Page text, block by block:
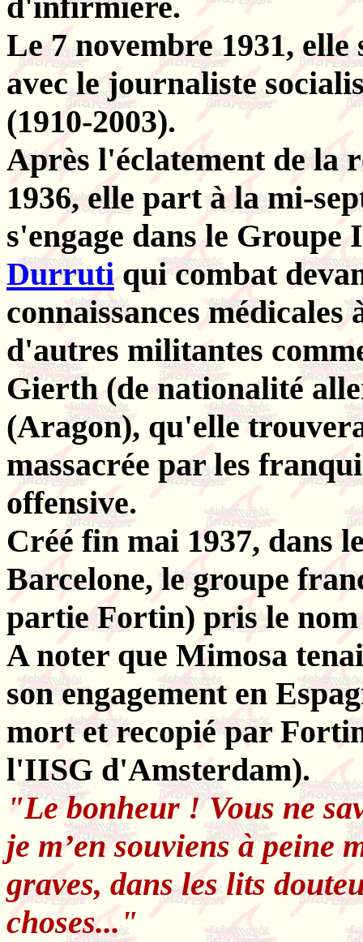
Le 7 novembre 1931,
avec le journaliste
(1910-2003).
Après l'éclatement de la
1936, elle part à la mi-
s'engage dans le
Durrutiqui combat
connaissances
d'autres militantes
Gierth (de nationalité
(Aragon), qu'elle
massacrée par les
offensive.
Créé fin mai 1937, dans
Barcelone, le groupe
partie Fortin) pris le
A noter que Mimosa
son engagement en
mort et recopié par
l'IISG d'Amsterdam).
"Le bonheur ! Vous ne
je m’en souviens à peine
graves, dans les lits
choses..."